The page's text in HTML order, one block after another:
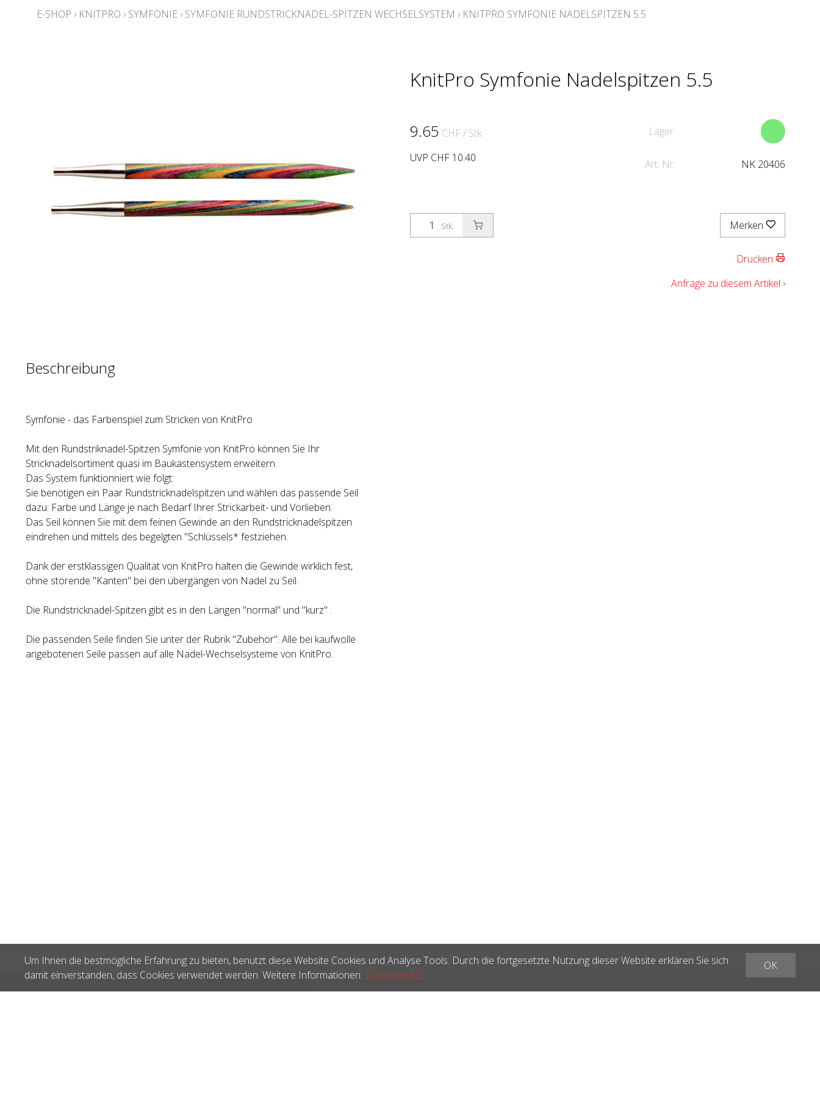
E-SHOP › KNITPRO › SYMFONIE › SYMFONIE RUNDSTRICKNADEL-SPITZEN WECHSELSYSTEM › KNITPRO SYMFONIE NADELSPITZEN 5.5
KnitPro Symfonie Nadelspitzen 5.5
9.65 CHF / Stk.
UVP CHF 10.40
Lager:
Art. Nr: NK 20406
Stk. Merken
Drucken
Anfrage zu diesem Artikel ›
Beschreibung
Symfonie - das Farbenspiel zum Stricken von KnitPro
Mit den Rundstriknadel-Spitzen Symfonie von KnitPro können Sie Ihr
Stricknadelsortiment quasi im Baukastensystem erweitern.
Das System funktionniert wie folgt:
Sie benötigen ein Paar Rundstricknadelspitzen und wählen das passende Seil
dazu: Farbe und Länge je nach Bedarf Ihrer Strickarbeit- und Vorlieben.
Das Seil können Sie mit dem feinen Gewinde an den Rundstricknadelspitzen
eindrehen und mittels des begelgten "Schlüssels* festziehen.
Dank der erstklassigen Qualität von KnitPro halten die Gewinde wirklich fest,
ohne störende "Kanten" bei den übergängen von Nadel zu Seil.
Die Rundstricknadel-Spitzen gibt es in den Längen "normal" und "kurz" .
Die passenden Seile finden Sie unter der Rubrik "Zubehör". Alle bei kaufwolle
angebotenen Seile passen auf alle Nadel-Wechselsysteme von KnitPro.
OK
Um Ihnen die bestmögliche Erfahrung zu bieten, benutzt diese Website Cookies und Analyse Tools. Durch die fortgesetzte Nutzung dieser Website erklären Sie sich
damit einverstanden, dass Cookies verwendet werden. Weitere Informationen: Datenschutz.